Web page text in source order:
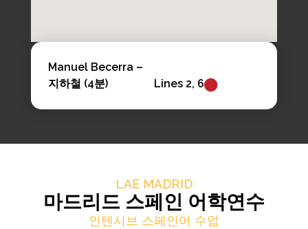
Manuel Becerra –
지하철 (4분)
Lines 2, 6
LAE MADRID
마드리드 스페인 어학연수
인텐시브 스페인어 수업